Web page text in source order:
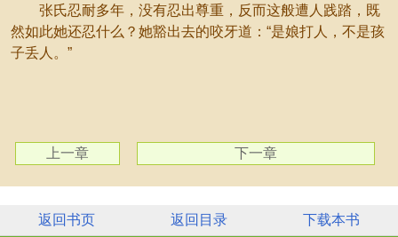
张氏忍耐多年，没有忍出尊重，反而这般遭人践踏，既
然如此她还忍什么？她豁出去的咬牙道：“是娘打人，不是孩
子丢人。”
上一章 下一章
返回书页 返回目录 下载本书